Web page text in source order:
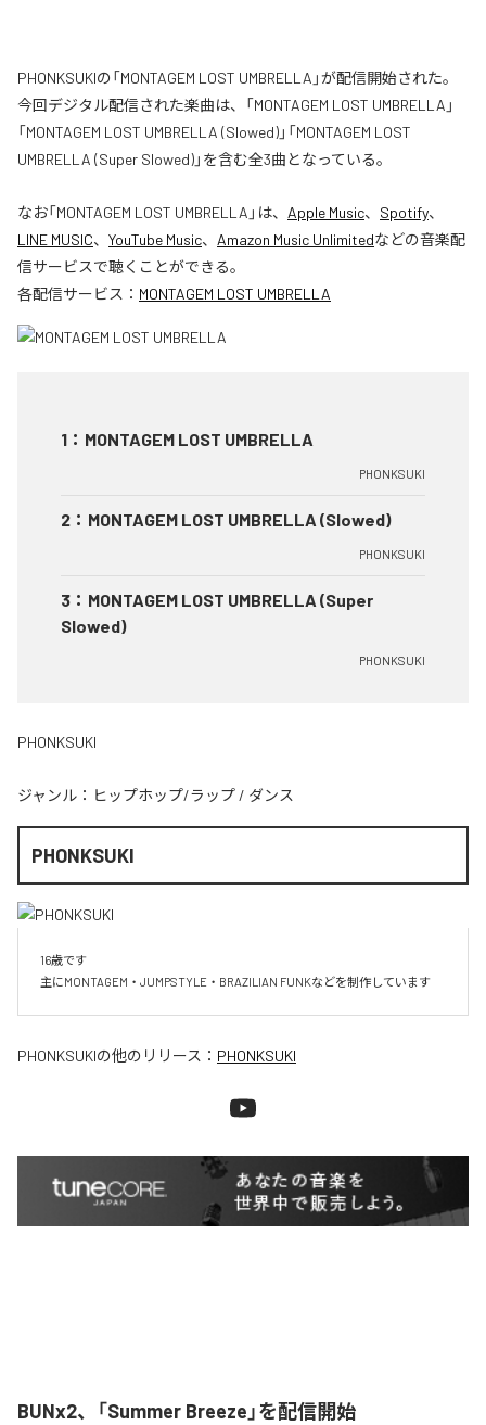
PHONKSUKIの「MONTAGEM LOST UMBRELLA」が配信開始された。
今回デジタル配信された楽曲は、「MONTAGEM LOST UMBRELLA」
「MONTAGEM LOST UMBRELLA (Slowed)」「MONTAGEM LOST
UMBRELLA (Super Slowed)」を含む全3曲となっている。
なお「MONTAGEM LOST UMBRELLA 」は、 Apple Music、 Spotify、
LINE MUSIC、 YouTube Music、 Amazon Music Unlimitedなどの音楽配
信サービスで聴くことができる。
各配信サービス： MONTAGEM LOST UMBRELLA
1 ： MONTAGEM LOST UMBRELLA
PHONKSUKI
2 ： MONTAGEM LOST UMBRELLA (Slowed)
PHONKSUKI
3 ： MONTAGEM LOST UMBRELLA (Super
Slowed)
PHONKSUKI
PHONKSUKI
ジャンル： ヒップホップ/ラップ / ダンス
PHONKSUKI
16歳です
主にMONTAGEM・JUMPSTYLE・BRAZILIAN FUNKなどを制作しています
PHONKSUKIの他のリリース： PHONKSUKI
BUNx2、「Summer Breeze」を配信開始